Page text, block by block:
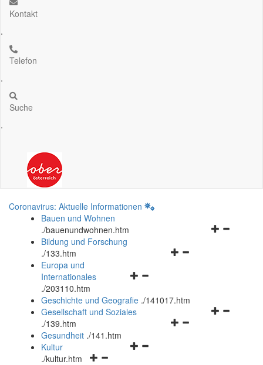
Kontakt
.
Telefon
.
Suche
.
Coronavirus: Aktuelle Informationen
Bauen und Wohnen
./bauenundwohnen.htm
Navigationsmenü
Bildung und Forschung
./133.htm
Navigationsmenü
und
schließen
Europa und
Internationales
./203110.htm
Geschichte und Geografie ./141017.htm
Navigationsmenü
Gesellschaft und Soziales
./139.htm
Navigationsmenü
Gesundheit ./141.htm
Navigationsmenü
Kultur
./kultur.htm